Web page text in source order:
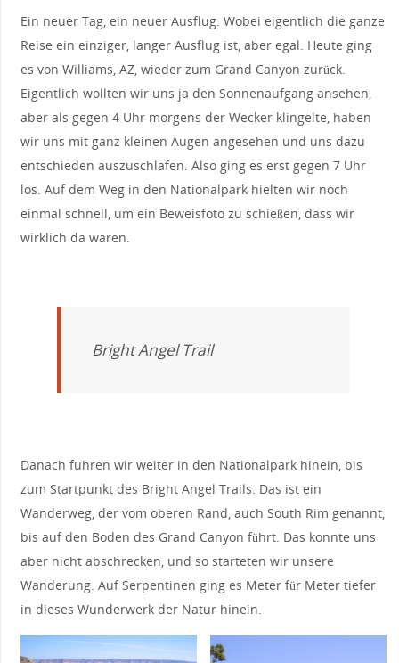
Ein neuer Tag, ein neuer Ausflug. Wobei eigentlich die ganze
Reise ein einziger, langer Ausflug ist, aber egal. Heute ging
es von Williams, AZ, wieder zum Grand Canyon zurück.
Eigentlich wollten wir uns ja den Sonnenaufgang ansehen,
aber als gegen 4 Uhr morgens der Wecker klingelte, haben
wir uns mit ganz kleinen Augen angesehen und uns dazu
entschieden auszuschlafen. Also ging es erst gegen 7 Uhr
los. Auf dem Weg in den Nationalpark hielten wir noch
einmal schnell, um ein Beweisfoto zu schießen, dass wir
wirklich da waren.
Bright Angel Trail
Danach fuhren wir weiter in den Nationalpark hinein, bis
zum Startpunkt des Bright Angel Trails. Das ist ein
Wanderweg, der vom oberen Rand, auch South Rim genannt,
bis auf den Boden des Grand Canyon führt. Das konnte uns
aber nicht abschrecken, und so starteten wir unsere
Wanderung. Auf Serpentinen ging es Meter für Meter tiefer
in dieses Wunderwerk der Natur hinein.